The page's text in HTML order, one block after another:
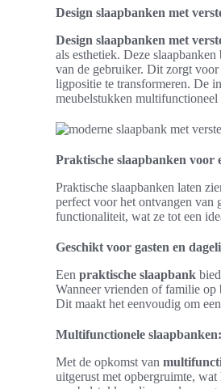
Design slaapbanken met
Design slaapbanken met
als esthetiek. Deze
van de gebruiker. Dit zorgt
ligpositie te transformeren. De
meubelstukken
Praktische slaapbanken voor
Praktische slaapbanken laten
perfect voor het ontvangen van
functionaliteit, wat ze tot een
Geschikt voor gasten en
Een praktische slaapbank
Wanneer vrienden of familie op
Dit maakt het eenvoudig om
Multifunctionele
Met de opkomst van
uitgerust met opbergruimte,